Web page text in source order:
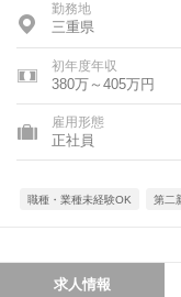
勤務地
三重県
初年度年収
380万～405万円
雇用形態
正社員
職種・業種未経験OK 第二
求人情報